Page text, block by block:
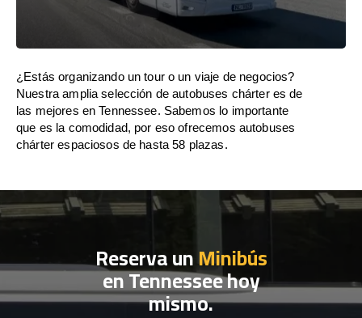
¿Estás organizando un tour o un viaje de negocios?
Nuestra amplia selección de autobuses chárter es de
las mejores en Tennessee. Sabemos lo importante
que es la comodidad, por eso ofrecemos autobuses
chárter espaciosos de hasta 58 plazas.
Reserva unMinibús
en Tennessee hoy
mismo.